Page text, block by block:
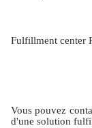
Fulfillment center
Vous pouvez
d'une solution